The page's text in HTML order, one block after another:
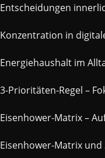
Entscheidungen
Konzentration in
Energiehaushalt im
3-Prioritäten-Regel –
Eisenhower-Matrix –
Eisenhower-Matrix